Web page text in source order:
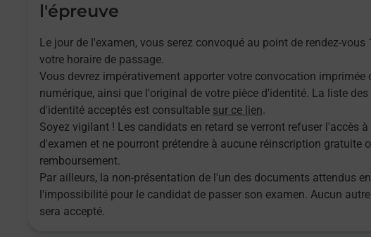
l'épreuve
Le jour de l'examen, vous serez convoqué au point de rendez-vous
votre horaire de passage.
Vous devrez impérativement apporter votre convocation imprimée
numérique, ainsi que l'original de votre pièce d'identité. La liste
d'identité acceptés est consultable sur ce lien.
Soyez vigilant ! Les candidats en retard se verront refuser l'accès
d'examen et ne pourront prétendre à aucune réinscription gratuite
remboursement.
Par ailleurs, la non-présentation de l'un des documents attendus
l'impossibilité pour le candidat de passer son examen. Aucun
sera accepté.